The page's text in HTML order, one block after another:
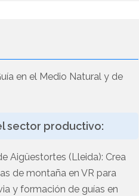
en el Medio Natural y de
sector productivo:
Aigüestortes (Lleida): Crea
de montaña en VR para
y formación de guías en